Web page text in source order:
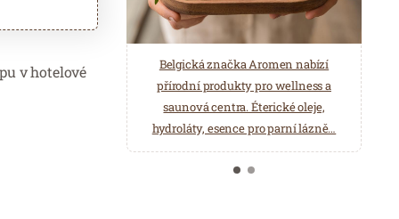
v hotelové
Belgická značka Aromen nabízí
přírodní produkty pro wellness a
saunová centra. Éterické oleje,
hydroláty, esence pro parní lázně…
ASTORIA Hotel & Medical Spa je
poskytovatelem lázeňské léčebně
rehabilitační péče. Odpočiňte si ve
Wellness a Balneo centru.